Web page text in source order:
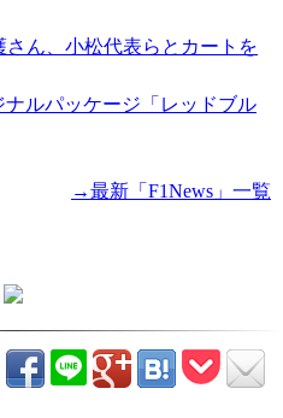
ん、小松代表らとカートを
ルパッケージ「レッドブル
→最新「F1News」一覧